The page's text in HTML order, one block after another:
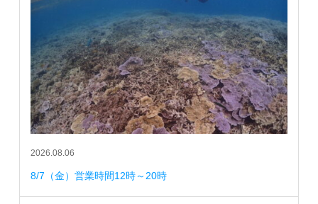
2026.08.06
8/7（金）営業時間12時～20時